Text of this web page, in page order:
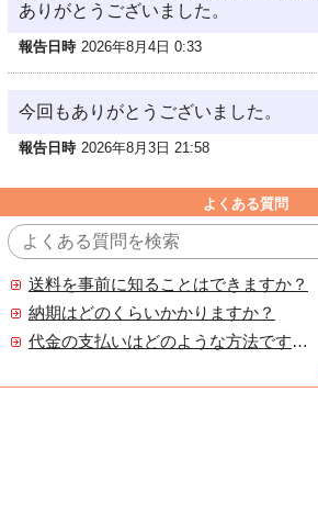
ありがとうございました。
報告日時 2026年8月4日 0:33
今回もありがとうございました。
報告日時 2026年8月3日 21:58
よくある質問
送料を事前に知ることはできますか？
納期はどのくらいかかりますか？
代金の支払いはどのような方法ですか？